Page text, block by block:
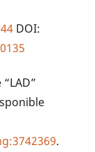
DOI:
.